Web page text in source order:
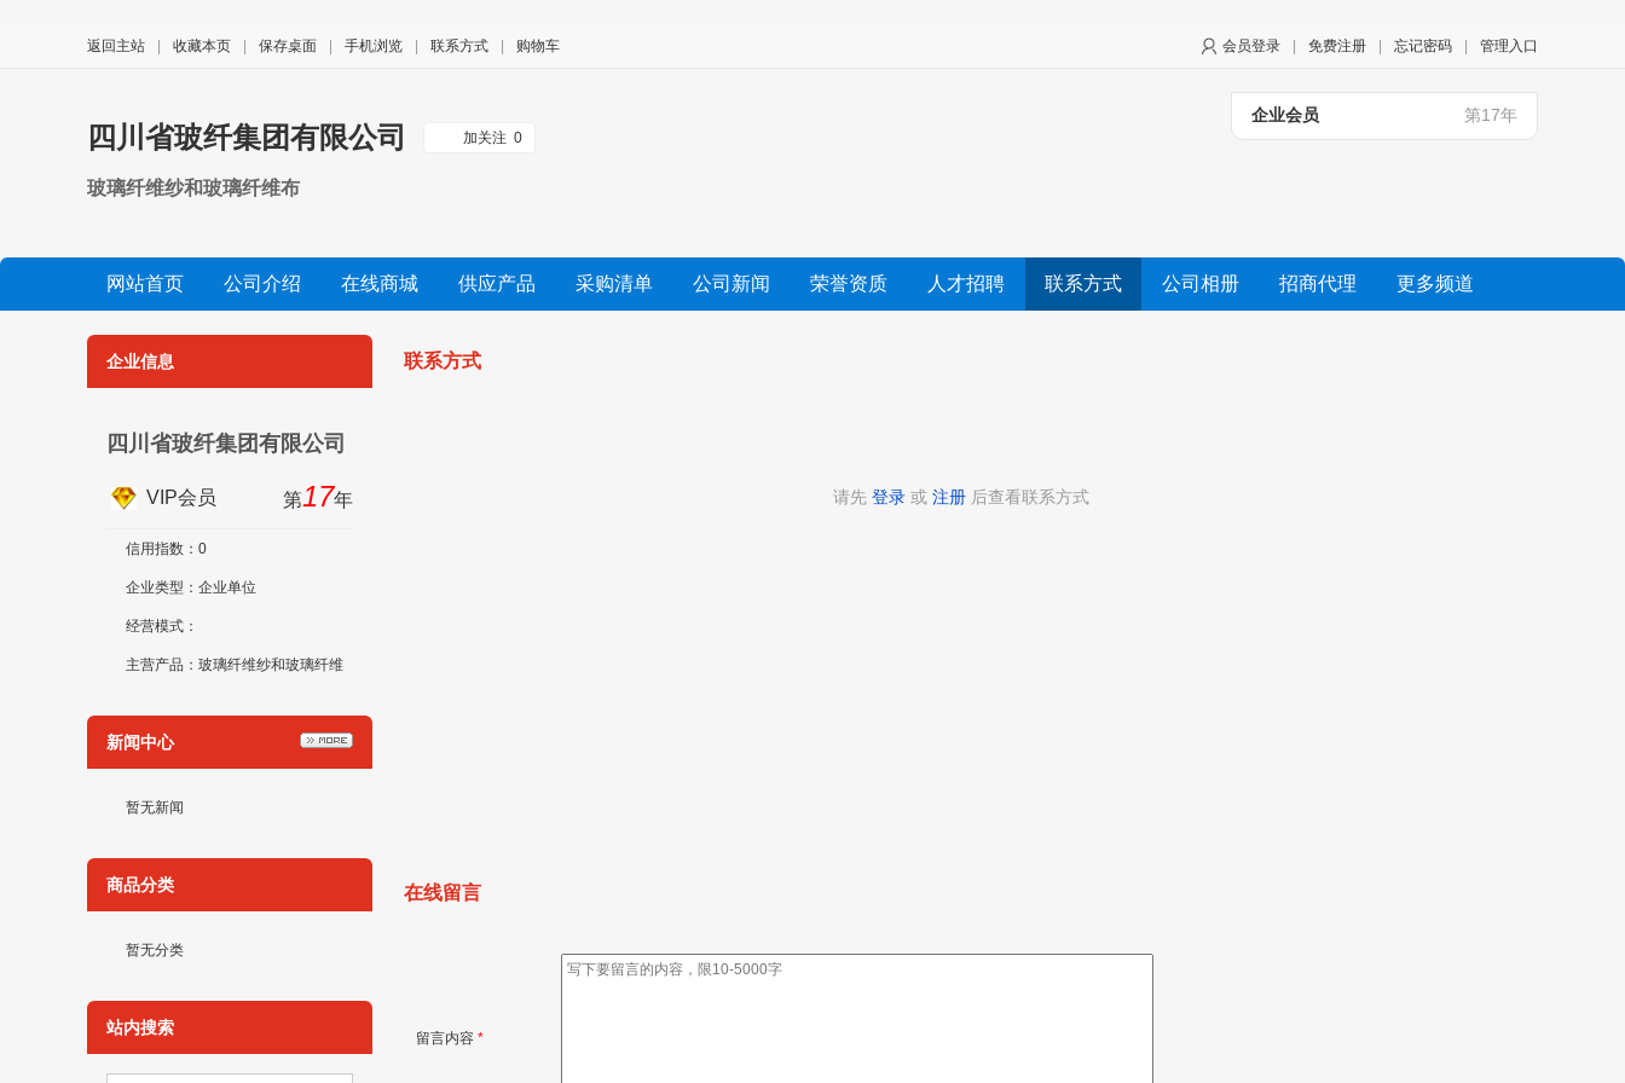
会员登录 免费注册 忘记密码 管理入口
返回主站 收藏本页 保存桌面 手机浏览 联系方式 购物车
企业会员 第17年
四川省玻纤集团有限公司 加关注 0
玻璃纤维纱和玻璃纤维布
网站首页 公司介绍 在线商城 供应产品 采购清单 公司新闻 荣誉资质 人才招聘 联系方式 公司相册 招商代理 更多频道
公司视频 展会信息 友情链接
企业信息
四川省玻纤集团有限公司
VIP会员 第17年
信用指数：0
企业类型：企业单位
经营模式：
主营产品：玻璃纤维纱和玻璃纤维
新闻中心
暂无新闻
商品分类
暂无分类
站内搜索
联系方式
请先 登录 或 注册 后查看联系方式
在线留言
留言内容 *